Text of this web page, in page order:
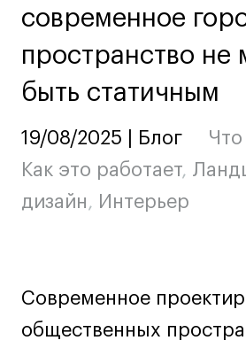
Дизайн и декорирование
Бизнес и маркетинг
Подготовительные курсы и
Среднесрочные
ИЗО и Керамика
Все программы
Дизайн интерьера
Дизайн одежды
современное
пространство не
быть статичным
19/08/2025 | Блог Что
Как это работает,
дизайн, Интерьер
Современное
общественных